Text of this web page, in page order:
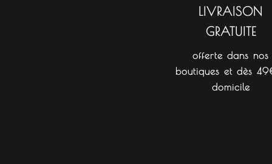
LIVRAISON
GRATUITE
offerte dans nos
boutiques et dès
domicile